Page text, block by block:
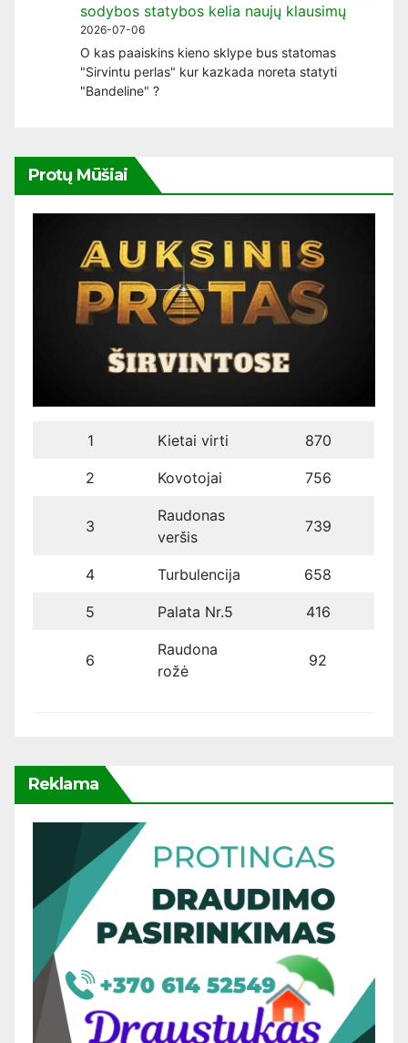
sodybos statybos kelia naujų klausimų
2026-07-06
O kas paaiskins kieno sklype bus statomas
"Sirvintu perlas" kur kazkada noreta statyti
"Bandeline" ?
Protų Mūšiai
1 Kietai virti 870
2 Kovotojai 756
3
Raudonas
veršis
739
4 Turbulencija 658
5 Palata Nr.5 416
6
Raudona
rožė
92
Reklama